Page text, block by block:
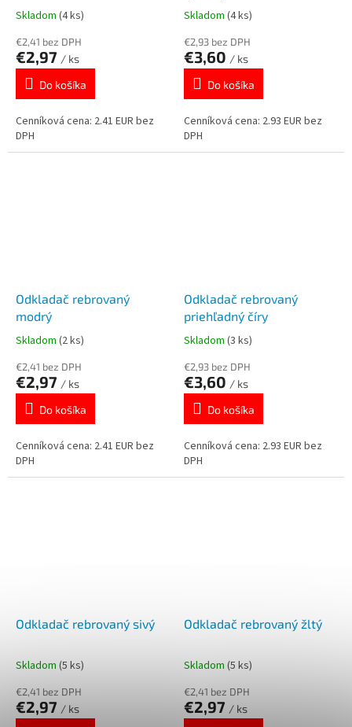
Skladom (4 ks)
€2,41 bez DPH
€2,97 / ks
Do košíka
Cenníková cena: 2.41 EUR bez
DPH
Skladom (4 ks)
€2,93 bez DPH
€3,60 / ks
Do košíka
Cenníková cena: 2.93 EUR bez
DPH
Odkladač rebrovaný
modrý
Skladom (2 ks)
€2,41 bez DPH
€2,97 / ks
Do košíka
Cenníková cena: 2.41 EUR bez
DPH
Odkladač rebrovaný
priehľadný číry
Skladom (3 ks)
€2,93 bez DPH
€3,60 / ks
Do košíka
Cenníková cena: 2.93 EUR bez
DPH
Odkladač rebrovaný sivý
Skladom (5 ks)
€2,41 bez DPH
€2,97 / ks
Odkladač rebrovaný žltý
Skladom (5 ks)
€2,41 bez DPH
€2,97 / ks